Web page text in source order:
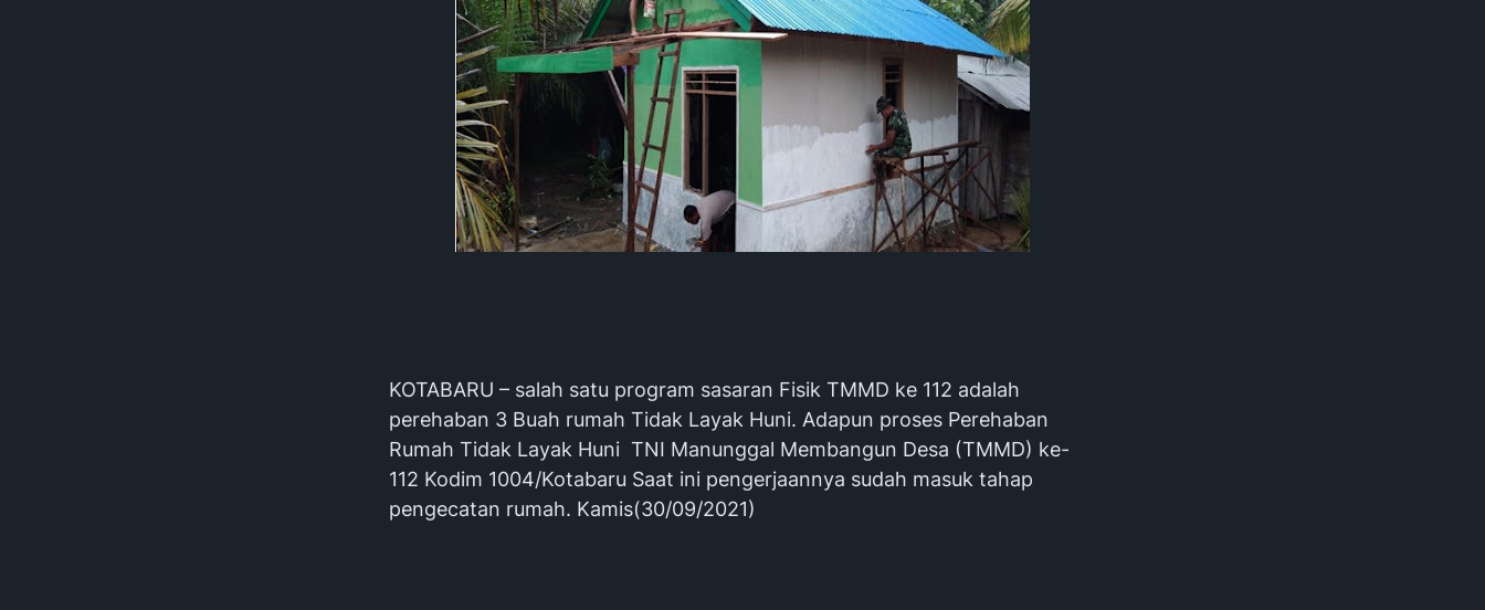
KOTABARU – salah satu program sasaran Fisik TMMD ke 112 adalah
perehaban 3 Buah rumah Tidak Layak Huni. Adapun proses Perehaban
Rumah Tidak Layak Huni TNI Manunggal Membangun Desa (TMMD) ke-
112 Kodim 1004/Kotabaru Saat ini pengerjaannya sudah masuk tahap
pengecatan rumah. Kamis(30/09/2021)